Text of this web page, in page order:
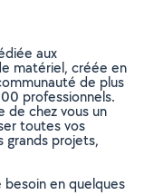
aux
matériel, créée en
de plus
professionnels.
de chez vous un
toutes vos
grands projets,
besoin en quelques